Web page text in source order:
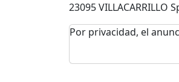
23095 VILLACARRILLO
Por privacidad, el